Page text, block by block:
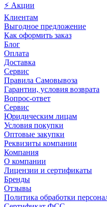
⚡ Акции
Клиентам
Выгодное предложение
Как оформить заказ
Блог
Оплата
Доставка
Сервис
Правила Самовывоза
Гарантии, условия возврата
Вопрос-ответ
Сервис
Юридическим лицам
Условия покупки
Оптовые закупки
Реквизиты компании
Компания
О компании
Лицензии и сертификаты
Бренды
Отзывы
Политика обработки